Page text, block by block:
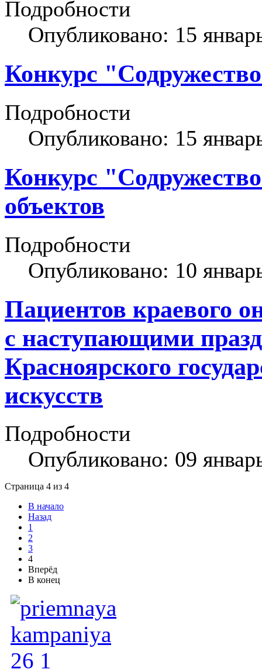
Подробности
Опубликовано: 15
Конкурс
Подробности
Опубликовано: 15
Конкурс
объектов
Подробности
Опубликовано: 10
Пациентов краевого
с наступающими
Красноярского
искусств
Подробности
Опубликовано: 09
Страница 4 из 4
В начало
Назад
1
2
3
4
Вперёд
В конец